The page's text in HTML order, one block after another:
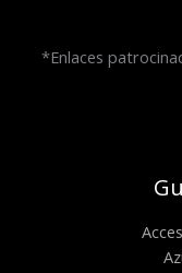
*Enlaces